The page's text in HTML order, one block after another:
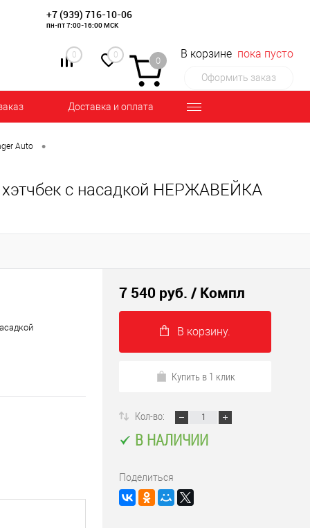
+7 (939) 716-10-06
пн-пт 7:00-16:00 МСК
0 0
0
В корзине пока пусто
Оформить заказ
Доставка и оплата
Auto •
хэтчбек с насадкой НЕРЖАВЕЙКА
7 540 руб. / Компл
В корзину.
Купить в 1 клик
Кол-во:
В НАЛИЧИИ
Поделиться